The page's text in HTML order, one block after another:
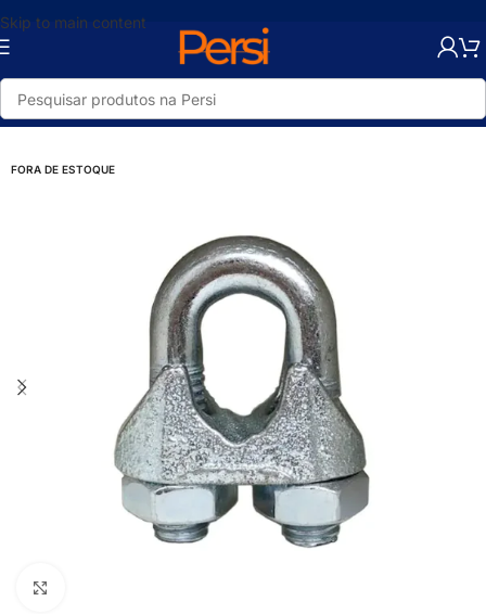
Skip to main content
Início/Loja/Ferragens/Arame e Cabo de Aço
FORA DE ESTOQUE